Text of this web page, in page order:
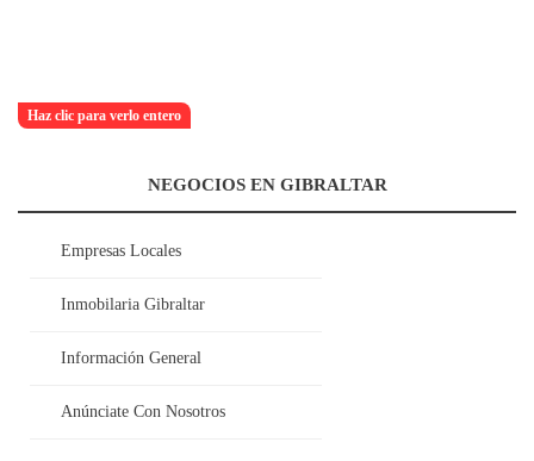
Haz clic para verlo entero
NEGOCIOS EN GIBRALTAR
Empresas Locales
Inmobilaria Gibraltar
Información General
Anúnciate Con Nosotros